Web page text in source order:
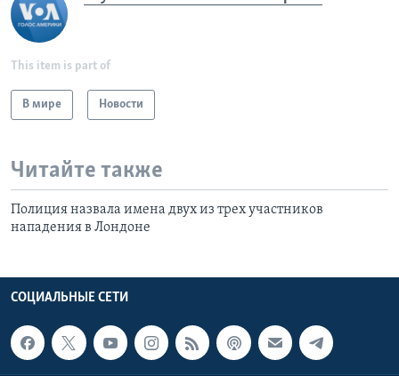
This item is part of
В мире Новости
Читайте также
Полиция назвала имена двух из трех участников
нападения в Лондоне
СОЦИАЛЬНЫЕ СЕТИ